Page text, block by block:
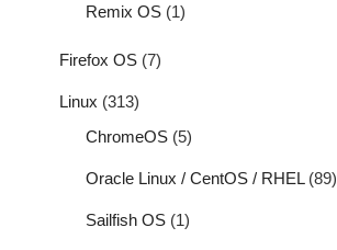
Remix OS (1)
Firefox OS (7)
Linux (313)
ChromeOS (5)
Oracle Linux / CentOS / RHEL(89)
Sailfish OS (1)